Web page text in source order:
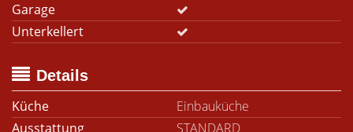
Garage
Unterkellert
Details
Küche
Einbauküche
Ausstattung
STANDARD